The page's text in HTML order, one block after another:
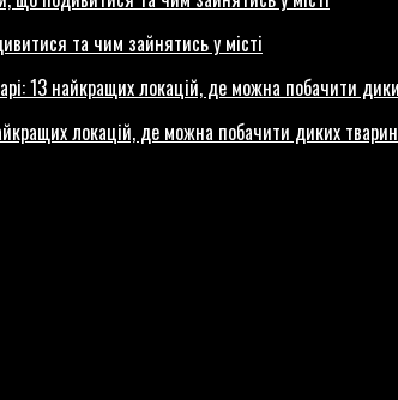
та чим зайнятись у місті
локацій, де можна побачити диких тварин